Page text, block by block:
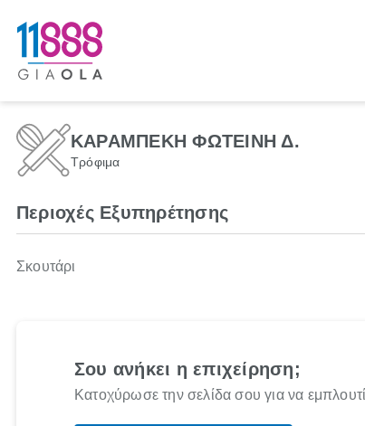
ΚΑΡΑΜΠΕΚΗ ΦΩΤΕΙΝΗ Δ.
Τρόφιμα
Περιοχές Εξυπηρέτησης
Σκουτάρι
Σου ανήκει η επιχείρηση;
Κατοχύρωσε την σελίδα σου για να